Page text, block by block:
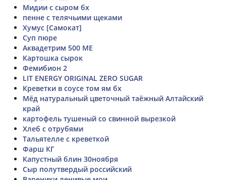
Мидии с сыром бх
пенне с телячьими щеками
Хумус [Самокат]
Суп пюре
Аквадетрим 500 МЕ
Картошка сырок
Фемибион 2
LIT ENERGY ORIGINAL ZERO SUGAR
Креветки в соусе том ям бх
Мёд натуральный цветочный таёжный Алтайский
край
картофель тушеный со свинной вырезкой
Хлеб с отрубями
Тальятелле с креветкой
Фарш КГ
Капустный блин 30ноября
Сыр полутвердый российский